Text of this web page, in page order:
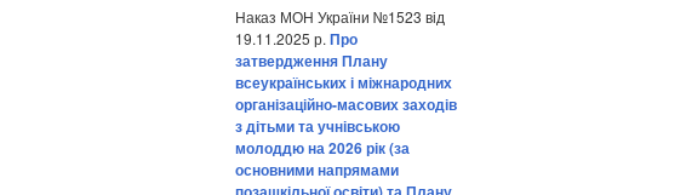
Наказ МОН України №1523 від
19.11.2025 р. Про
затвердження Плану
всеукраїнських і міжнародних
організаційно-масових заходів
з дітьми та учнівською
молоддю на 2026 рік (за
основними напрямами